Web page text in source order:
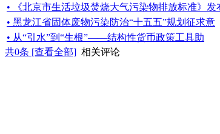
• 《北京市生活垃圾焚烧大气污染物排放标准》发
• 黑龙江省固体废物污染防治“十五五”规划征求意
• 从“引水”到“生根”——结构性货币政策工具助
共0条 [查看全部] 相关评论